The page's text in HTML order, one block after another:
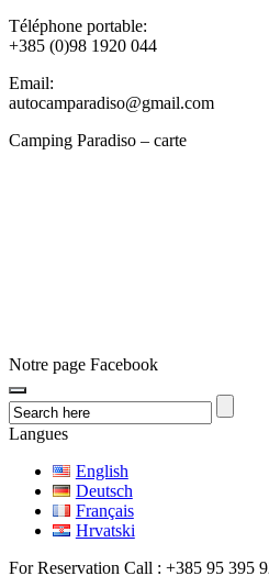
Téléphone portable:
+385 (0)98 1920 044
Email:
autocamparadiso@gmail.com
Camping Paradiso – carte
Notre page Facebook
Langues
English
Deutsch
Français
Hrvatski
For Reservation Call : +385 95 395